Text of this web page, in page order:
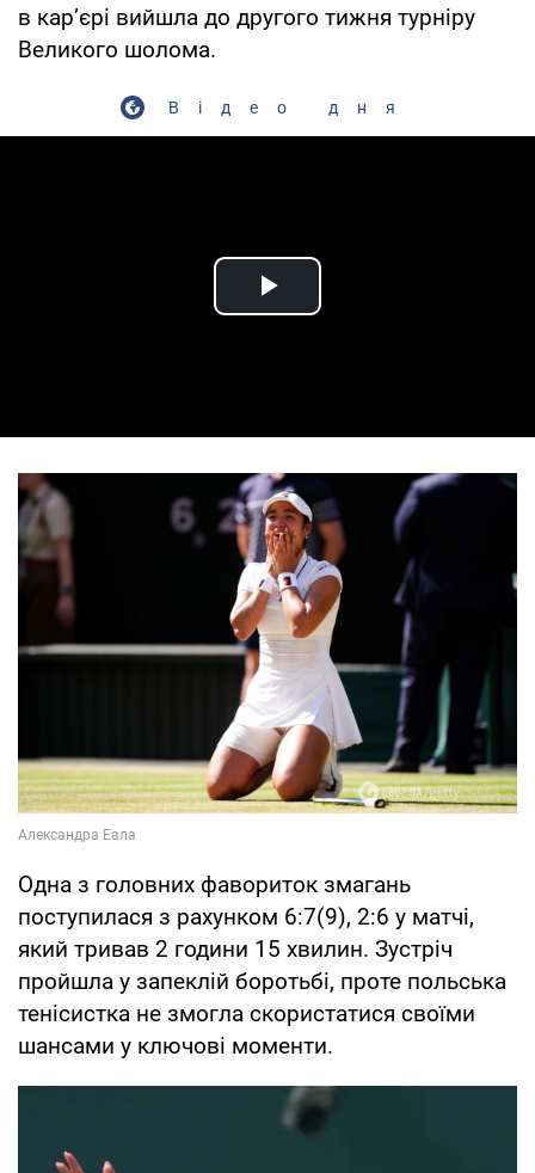
в кар’єрі вийшла до другого тижня турніру
Великого шолома.
Відео дня
Play Video
Одна з головних фавориток змагань
поступилася з рахунком 6:7(9), 2:6 у матчі,
який тривав 2 години 15 хвилин. Зустріч
пройшла у запеклій боротьбі, проте польська
тенісистка не змогла скористатися своїми
шансами у ключові моменти.